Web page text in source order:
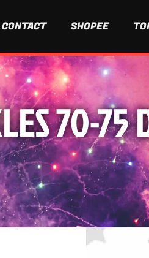
CONTACT SHOPEE
70-75